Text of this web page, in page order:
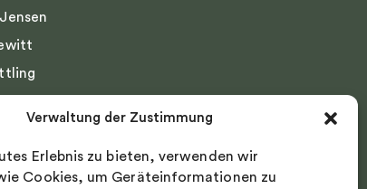
Verwaltung der Zustimmung
Erlebnis zu bieten, verwenden wir
Cookies, um Geräteinformationen zu
Spectra